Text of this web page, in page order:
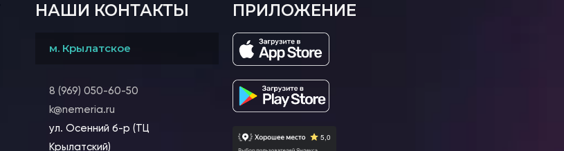
НАШИ КОНТАКТЫ
м. Крылатское
8 (969) 050-60-50
k@nemeria.ru
ул. Осенний б-р (ТЦ
Крылатский)
ПРИЛОЖЕНИЕ